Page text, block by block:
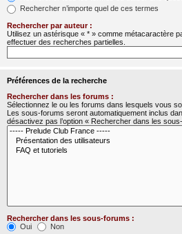
Rechercher n’importe quel de ces termes
Rechercher par auteur :
Utilisez un astérisque « * » comme métacaractère
effectuer des recherches partielles.
Préférences de la recherche
Rechercher dans les forums :
Sélectionnez le ou les forums dans lesquels vous
Les sous-forums seront automatiquement inclus
désactivez pas l’option « Rechercher dans les
Rechercher dans les sous-forums :
Oui
Non